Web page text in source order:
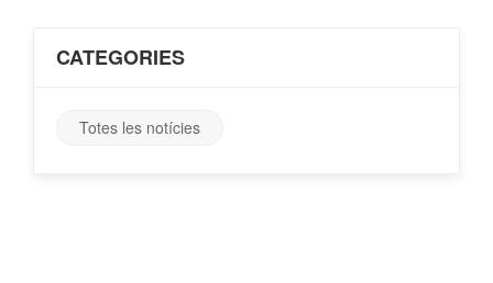
CATEGORIES
Totes les notícies